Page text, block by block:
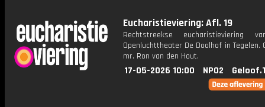
Eucharistieviering: Afl. 19
Rechtstreekse eucharistieviering
Openluchttheater De Doolhof in Tegelen.
mr. Ron van den Hout.
17-05-2026 10:00 NPO2